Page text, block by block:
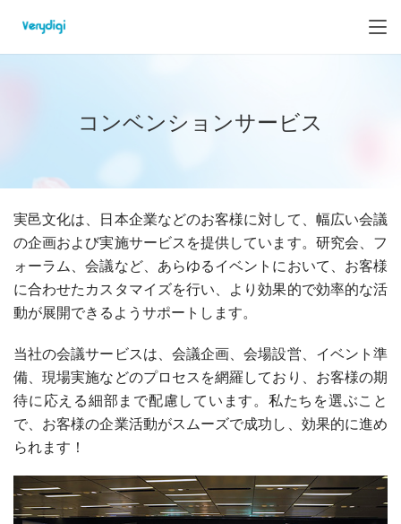
コンベンションサービス
実邑文化は、日本企業などのお客様に対して、幅広い会議
の企画および実施サービスを提供しています。研究会、フ
ォーラム、会議など、あらゆるイベントにおいて、お客様
に合わせたカスタマイズを行い、より効果的で効率的な活
動が展開できるようサポートします。
当社の会議サービスは、会議企画、会場設営、イベント準
備、現場実施などのプロセスを網羅しており、お客様の期
待に応える細部まで配慮しています。私たちを選ぶこと
で、お客様の企業活動がスムーズで成功し、効果的に進め
られます！